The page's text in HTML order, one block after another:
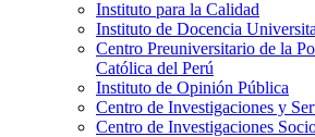
Instituto para la Calidad
Instituto de Docencia
Centro Preuniversitario de la
Católica del Perú
Instituto de Opinión Pública
Centro de Investigaciones y
Centro de Investigaciones